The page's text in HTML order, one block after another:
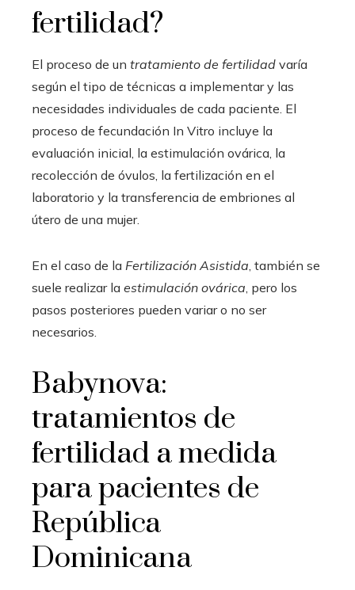
fertilidad?
El proceso de un tratamiento de fertilidad varía
según el tipo de técnicas a implementar y las
necesidades individuales de cada paciente. El
proceso de fecundación In Vitro incluye la
evaluación inicial, la estimulación ovárica, la
recolección de óvulos, la fertilización en el
laboratorio y la transferencia de embriones al
útero de una mujer.
En el caso de la Fertilización Asistida, también se
suele realizar la estimulación ovárica, pero los
pasos posteriores pueden variar o no ser
necesarios.
Babynova:
tratamientos de
fertilidad a medida
para pacientes de
República
Dominicana